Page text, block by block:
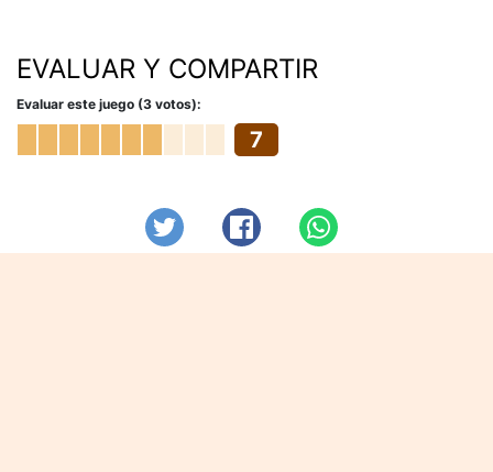
EVALUAR Y COMPARTIR
Evaluar este juego (3 votos):
7